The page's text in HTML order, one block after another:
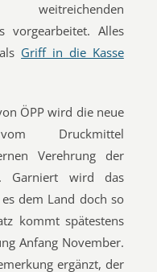
vorgearbeitet. Alles
Griff in die Kasse
ÖPP wird die neue
Druckmittel
Verehrung der
Garniert wird das
dem Land doch so
kommt spätestens
Anfang November.
ergänzt, der